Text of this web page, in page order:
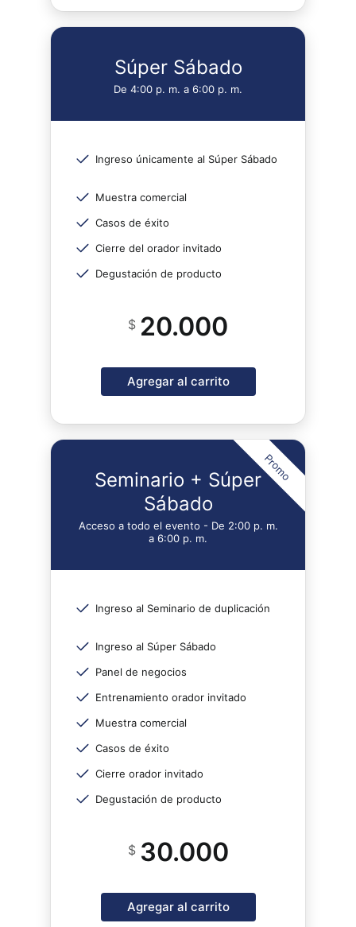
Súper Sábado
De 4:00 p. m. a 6:00 p. m.
Ingreso únicamente al Súper Sábado
Muestra comercial
Casos de éxito
Cierre del orador invitado
Degustación de producto
$ 20.000
Agregar al carrito
Seminario + Súper
Sábado
Acceso a todo el evento - De 2:00 p. m.
a 6:00 p. m.
Ingreso al Seminario de duplicación
Ingreso al Súper Sábado
Panel de negocios
Entrenamiento orador invitado
Muestra comercial
Casos de éxito
Cierre orador invitado
Degustación de producto
$ 30.000
Agregar al carrito
Promo